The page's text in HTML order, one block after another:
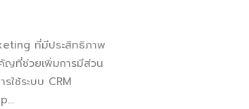
ที่มีประสิทธิภาพ
ญที่ช่วยเพิ่มการมีส่วน
ใช้ระบบ CRM